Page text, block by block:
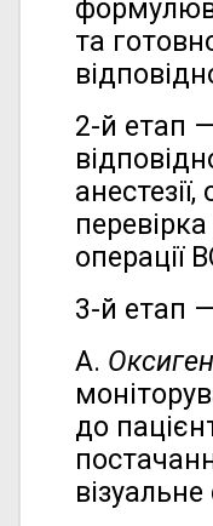
та
2-й етап
операції
3-й етап —
А.
до